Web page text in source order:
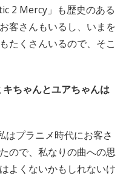
2 Mercy」も歴史のある
客さんもいるし、いまを
たくさんいるので、そこ
ちゃんとユアちゃんは
はプラニメ時代にお客さ
ので、私なりの曲への思
よくないかもしれないけ